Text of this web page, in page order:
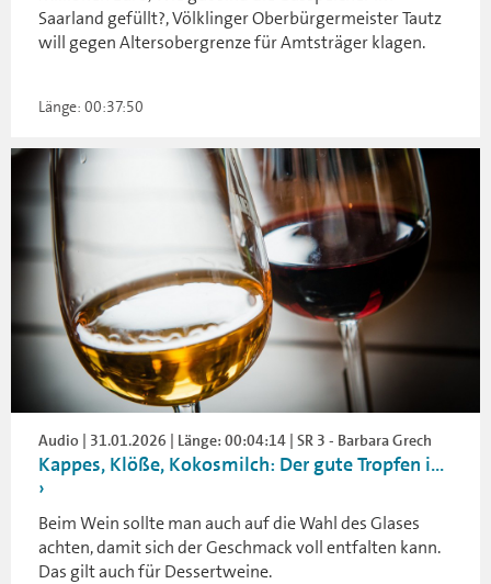
Saarland gefüllt?, Völklinger Oberbürgermeister Tautz
will gegen Altersobergrenze für Amtsträger klagen.
Länge: 00:37:50
Audio | 31.01.2026 | Länge: 00:04:14 | SR 3 - Barbara Grech
Kappes, Klöße, Kokosmilch: Der gute Tropfen i...
Beim Wein sollte man auch auf die Wahl des Glases
achten, damit sich der Geschmack voll entfalten kann.
Das gilt auch für Dessertweine.